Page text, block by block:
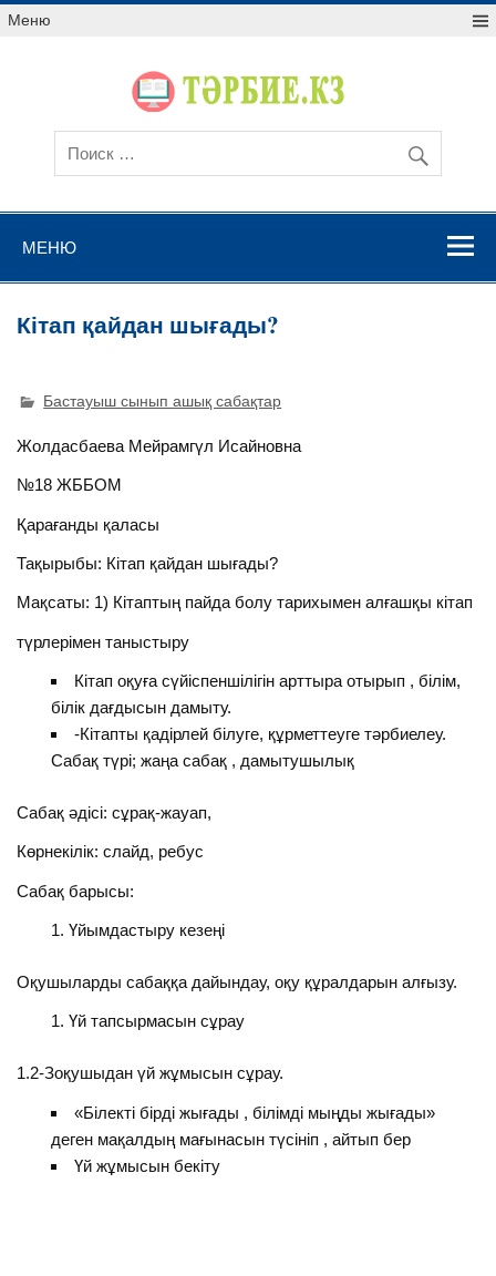
Меню
МЕНЮ
Кітап қайдан шығады?
Бастауыш сынып ашық сабақтар
Жолдасбаева Мейрамгүл Исайновна
№18 ЖББОМ
Қарағанды қаласы
Тақырыбы: Кітап қайдан шығады?
Мақсаты: 1) Кітаптың пайда болу тарихымен алғашқы кітап
түрлерімен таныстыру
Кітап оқуға сүйіспеншілігін арттыра отырып , білім,
білік дағдысын дамыту.
-Кітапты қадірлей білуге, құрметтеуге тәрбиелеу.
Сабақ түрі; жаңа сабақ , дамытушылық
Сабақ әдісі: сұрақ-жауап,
Көрнекілік: слайд, ребус
Сабақ барысы:
Үйымдастыру кезеңі
Оқушыларды сабаққа дайындау, оқу құралдарын алғызу.
Үй тапсырмасын сұрау
1.2-Зоқушыдан үй жұмысын сұрау.
«Білекті бірді жығады , білімді мыңды жығады»
деген мақалдың мағынасын түсініп , айтып бер
Үй жұмысын бекіту